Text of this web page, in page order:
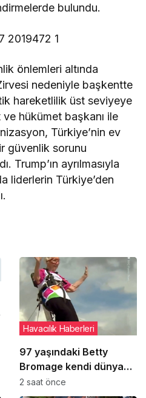
bulundu.
önlemleri altında
nedeniyle başkentte
hareketlilik üst seviyeye
ve hükümet başkanı ile
Türkiye’nin ev
güvenlik sorunu
Trump’ın ayrılmasıyla
liderlerin Türkiye’den
97 yaşındaki Betty
Bromage kendi dünya
rekorunu yeniden kırdı
Havacılık Haberleri
2 saat önce